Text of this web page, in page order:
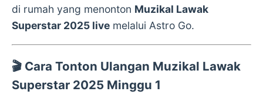
di rumah yang menonton Muzikal Lawak
Superstar 2025 live melalui Astro Go.
🎬 Cara Tonton Ulangan Muzikal Lawak
Superstar 2025 Minggu 1